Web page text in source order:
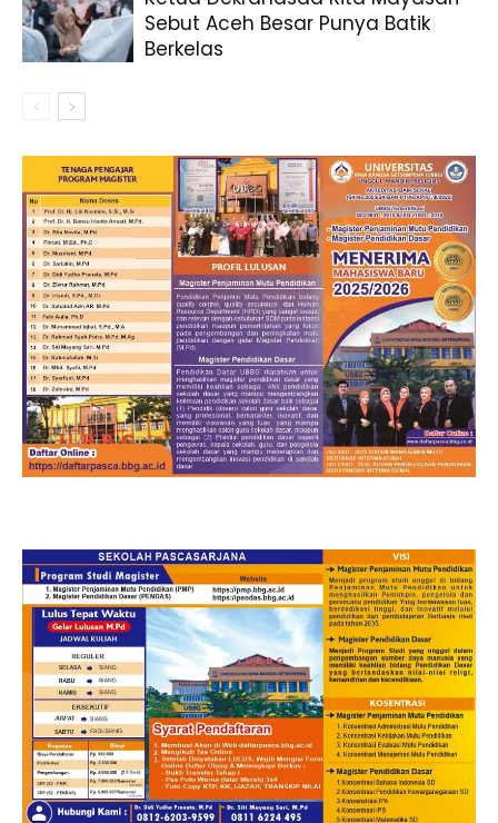
Sebut Aceh Besar Punya Batik
Berkelas